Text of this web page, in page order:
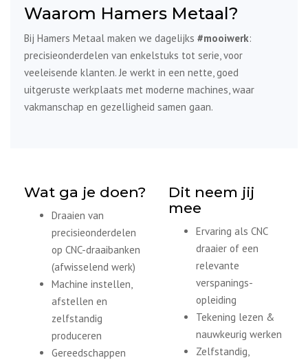
Waarom Hamers Metaal?
Bij Hamers Metaal maken we dagelijks #mooiwerk:
precisieonderdelen van enkelstuks tot serie, voor
veeleisende klanten. Je werkt in een nette, goed
uitgeruste werkplaats met moderne machines, waar
vakmanschap en gezelligheid samen gaan.
Wat ga je doen?
Draaien van
precisieonderdelen
op CNC-draaibanken
(afwisselend werk)
Machine instellen,
afstellen en
zelfstandig
produceren
Gereedschappen
Dit neem jij
mee
Ervaring als CNC
draaier of een
relevante
verspanings-
opleiding
Tekening lezen &
nauwkeurig werken
Zelfstandig,